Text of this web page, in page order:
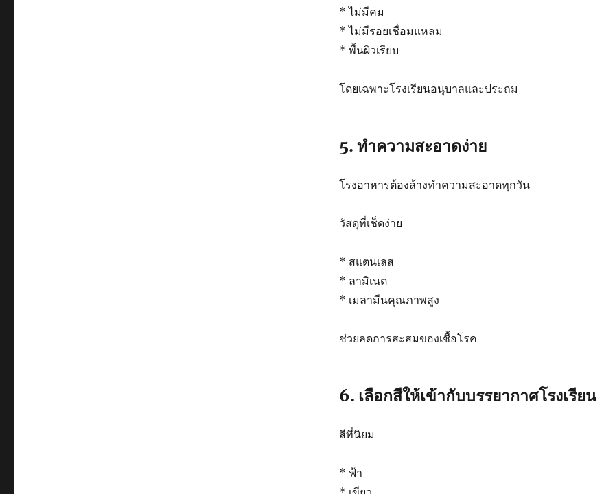
* ไม่มีคม
* ไม่มีรอยเชื่อมแหลม
* พื้นผิวเรียบ
โดยเฉพาะโรงเรียนอนุบาลและประถม
5. ทำความสะอาดง่าย
โรงอาหารต้องล้างทำความสะอาดทุกวัน
วัสดุที่เช็ดง่าย
* สแตนเลส
* ลามิเนต
* เมลามีนคุณภาพสูง
ช่วยลดการสะสมของเชื้อโรค
6. เลือกสีให้เข้ากับบรรยากาศโรงเรียน
สีที่นิยม
* ฟ้า